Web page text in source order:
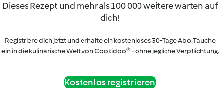
Dieses Rezept und mehr als 100 000 weitere warten auf
dich!
Registriere dich jetzt und erhalte ein kostenloses 30-Tage Abo. Tauche
ein in die kulinarische Welt von Cookidoo® - ohne jegliche Verpflichtung.
Kostenlos registrieren